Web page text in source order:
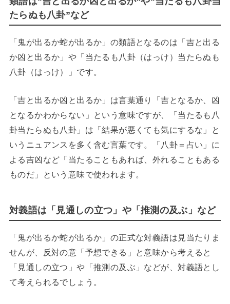
たらぬも八卦”など
「鬼が出るか蛇が出るか」の類語となるのは「吉と出る
か凶と出るか」や「当たるも八卦（はっけ）当たらぬも
八卦（はっけ）」です。
「吉と出るか凶と出るか」は言葉通り「吉となるか、凶
となるかわからない」という意味ですが、「当たるも八
卦当たらぬも八卦」は「結果が悪くても気にするな」と
いうニュアンスを多く含む言葉です。「八卦＝占い」に
よる吉凶など「当たることもあれば、外れることもある
ものだ」という意味で使われます。
対義語は「見通しの立つ」や「推測の及ぶ」など
「鬼が出るか蛇が出るか」の正式な対義語は見当たりま
せんが、反対の意「予想できる」と意味から考えると
「見通しの立つ」や「推測の及ぶ」などが、対義語とし
て考えられるでしょう。